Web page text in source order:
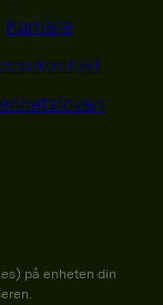
Karriere
på enheten din